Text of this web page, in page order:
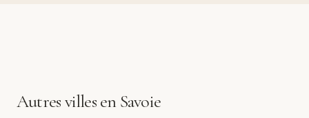
Autres villes en Savoie